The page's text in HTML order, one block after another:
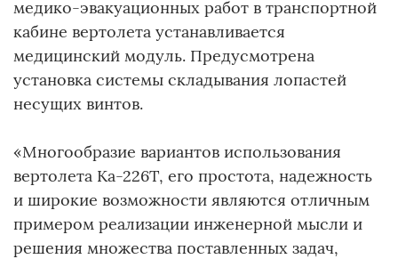
медико-эвакуационных работ в транспортной
кабине вертолета устанавливается
медицинский модуль. Предусмотрена
установка системы складывания лопастей
несущих винтов.
«Многообразие вариантов использования
вертолета Ка-226Т, его простота, надежность
и широкие возможности являются отличным
примером реализации инженерной мысли и
решения множества поставленных задач,